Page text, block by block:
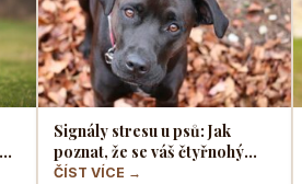
Signály stresu u psů: Jak
poznat, že se váš čtyřnohý
přítel necítí komfortně
ČÍST VÍCE →